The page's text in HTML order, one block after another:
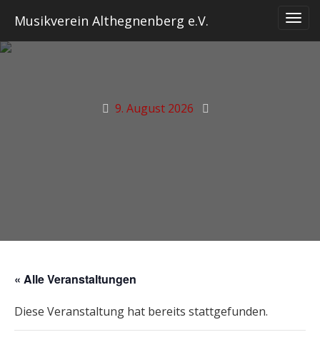
content
Musikverein Althegnenberg e.V.
9. August 2026
« Alle Veranstaltungen
Diese Veranstaltung hat bereits stattgefunden.